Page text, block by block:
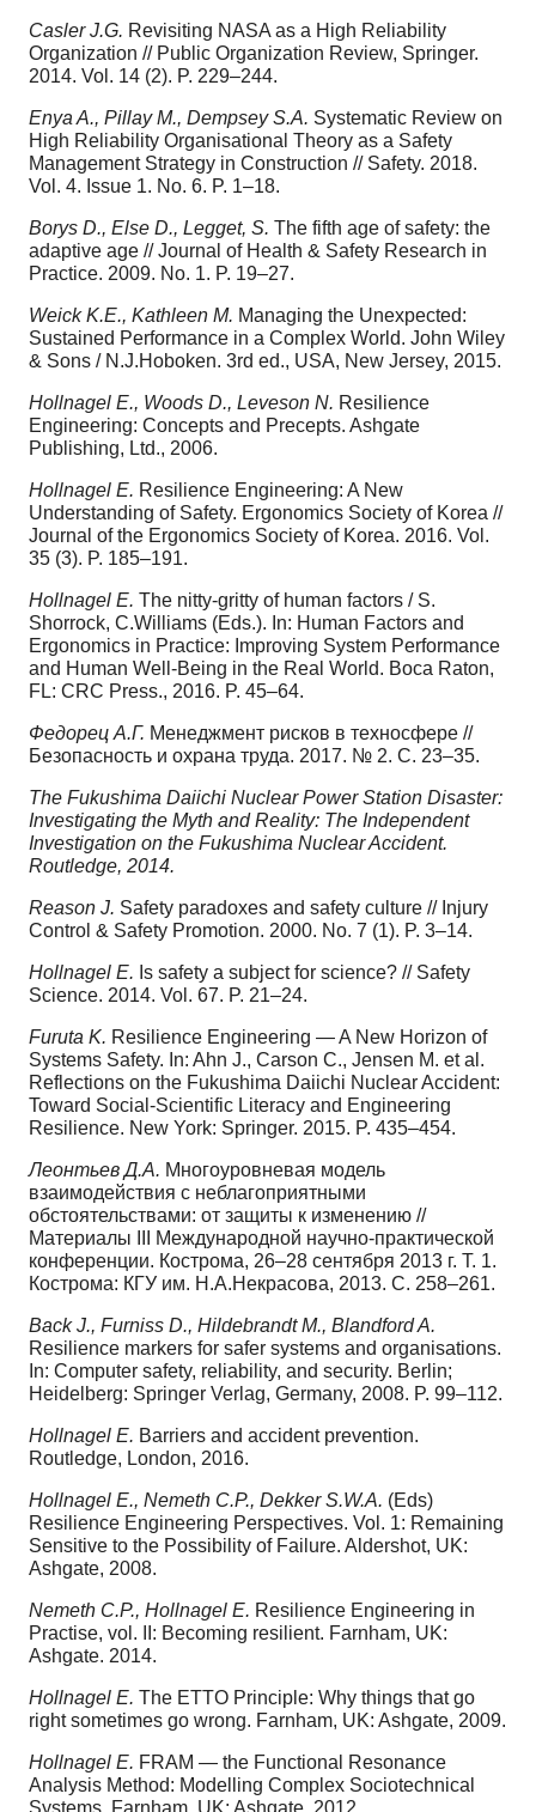
Casler J.G. Revisiting NASA as a High Reliability
Organization // Public Organization Review, Springer.
2014. Vol. 14 (2). P. 229–244.
Enya A., Pillay M., Dempsey S.A. Systematic Review on
High Reliability Organisational Theory as a Safety
Management Strategy in Construction // Safety. 2018.
Vol. 4. Issue 1. No. 6. P. 1–18.
Borys D., Else D., Legget, S. The fifth age of safety: the
adaptive age // Journal of Health & Safety Research in
Practice. 2009. No. 1. P. 19–27.
Weick K.E., Kathleen M. Managing the Unexpected:
Sustained Performance in a Complex World. John Wiley
& Sons / N.J.Hoboken. 3rd ed., USA, New Jersey, 2015.
Hollnagel E., Woods D., Leveson N. Resilience
Engineering: Concepts and Precepts. Ashgate
Publishing, Ltd., 2006.
Hollnagel E. Resilience Engineering: A New
Understanding of Safety. Ergonomics Society of Korea //
Journal of the Ergonomics Society of Korea. 2016. Vol.
35 (3). P. 185–191.
Hollnagel E. The nitty-gritty of human factors / S.
Shorrock, C.Williams (Eds.). In: Human Factors and
Ergonomics in Practice: Improving System Performance
and Human Well-Being in the Real World. Boca Raton,
FL: CRC Press., 2016. P. 45–64.
Федорец А.Г. Менеджмент рисков в техносфере //
Безопасность и охрана труда. 2017. № 2. С. 23–35.
The Fukushima Daiichi Nuclear Power Station Disaster:
Investigating the Myth and Reality: The Independent
Investigation on the Fukushima Nuclear Accident.
Routledge, 2014.
Reason J. Safety paradoxes and safety culture // Injury
Control & Safety Promotion. 2000. No. 7 (1). P. 3–14.
Hollnagel E. Is safety a subject for science? // Safety
Science. 2014. Vol. 67. P. 21–24.
Furuta K. Resilience Engineering — A New Horizon of
Systems Safety. In: Ahn J., Carson C., Jensen M. et al.
Reflections on the Fukushima Daiichi Nuclear Accident:
Toward Social‐Scientific Literacy and Engineering
Resilience. New York: Springer. 2015. P. 435–454.
Леонтьев Д.А. Многоуровневая модель
взаимодействия с неблагоприятными
обстоятельствами: от защиты к изменению //
Материалы III Международной научно-практической
конференции. Кострома, 26–28 сентября 2013 г. Т. 1.
Кострома: КГУ им. Н.А.Некрасова, 2013. С. 258–261.
Back J., Furniss D., Hildebrandt M., Blandford A.
Resilience markers for safer systems and organisations.
In: Computer safety, reliability, and security. Berlin;
Heidelberg: Springer Verlag, Germany, 2008. P. 99–112.
Hollnagel E. Barriers and accident prevention.
Routledge, London, 2016.
Hollnagel E., Nemeth C.P., Dekker S.W.A. (Eds)
Resilience Engineering Perspectives. Vol. 1: Remaining
Sensitive to the Possibility of Failure. Aldershot, UK:
Ashgate, 2008.
Nemeth C.P., Hollnagel E. Resilience Engineering in
Practise, vol. II: Becoming resilient. Farnham, UK:
Ashgate. 2014.
Hollnagel E. The ETTO Principle: Why things that go
right sometimes go wrong. Farnham, UK: Ashgate, 2009.
Hollnagel E. FRAM — the Functional Resonance
Analysis Method: Modelling Complex Sociotechnical
Systems. Farnham, UK: Ashgate, 2012.